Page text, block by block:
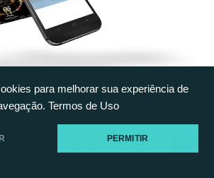
para melhorar sua experiência de
Termos de Uso
PERMITIR